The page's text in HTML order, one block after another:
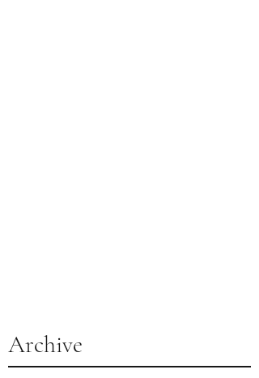
Archive